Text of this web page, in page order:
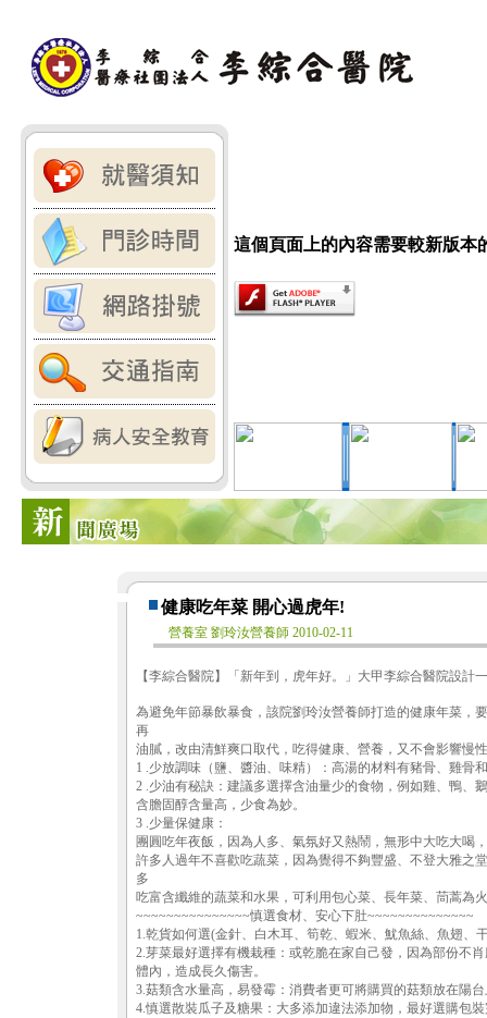
這個頁面上的內容需要較新版本
健康吃年菜 開心過虎年!
營養室 劉玲汝營養師 2010-02-11
【李綜合醫院】「新年到，虎年好。」大甲李綜合醫院設
為避免年節暴飲暴食，該院劉玲汝營養師打造的健康年菜，
再
油膩，改由清鮮爽口取代，吃得健康、營養，又不會影響慢
1 .少放調味（鹽、醬油、味精）：高湯的材料有豬骨、雞骨
2 .少油有秘訣：建議多選擇含油量少的食物，例如雞、鴨、
含膽固醇含量高，少食為妙。
3 .少量保健康：
團圓吃年夜飯，因為人多、氣氛好又熱鬧，無形中大吃大喝
許多人過年不喜歡吃蔬菜，因為覺得不夠豐盛、不登大雅之
多
吃富含纖維的蔬菜和水果，可利用包心菜、長年菜、茼蒿為
~~~~~~~~~~~~~~~慎選食材、安心下肚~~~~~~~~~~~~~~
1.乾貨如何選(金針、白木耳、筍乾、蝦米、魷魚絲、魚翅、
2.芽菜最好選擇有機栽種：或乾脆在家自己發，因為部份不
體內，造成長久傷害。
3.菇類含水量高，易發霉：消費者更可將購買的菇類放在陽
4.慎選散裝瓜子及糖果：大多添加違法添加物，最好選購包